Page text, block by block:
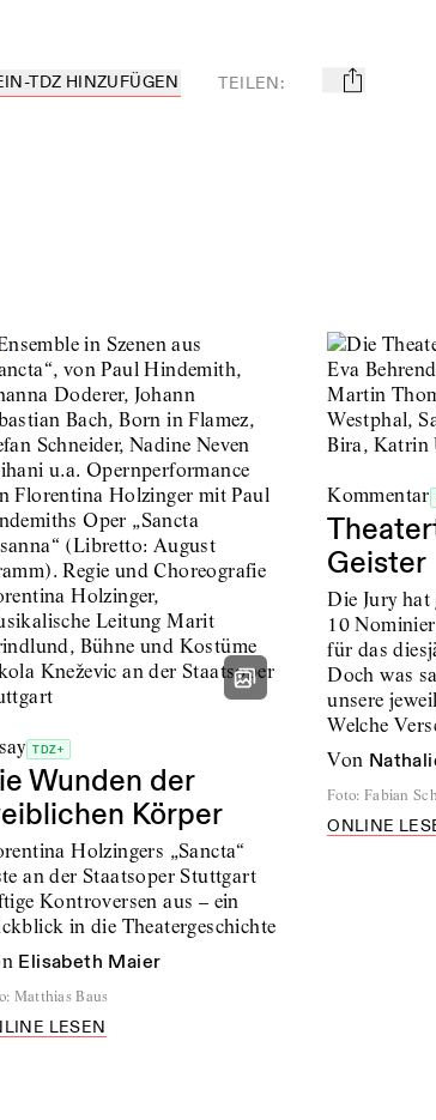
hinzufügen
TDZ HINZUFÜGEN TEILEN: mail
TDZ+
Wunden der
Körper
Holzingers „Sancta“
an der Staatsoper Stuttgart
Kontroversen aus – ein
in die Theatergeschichte
Elisabeth Maier
: Matthias Baus
LESEN
Kommentar
Geister
Die Jury hat
10
für das
Doch was
unsere
Welche
von
Foto: Fabian
ONLINE